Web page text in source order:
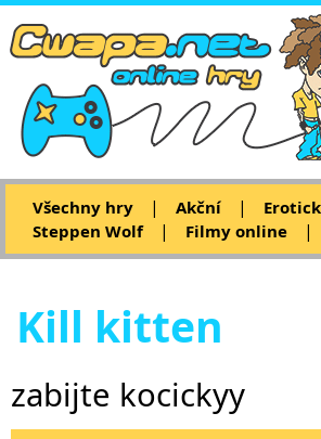
Všechny hry | Akční |
Steppen Wolf
| Filmy online |
Kill kitten
zabijte kocickyy